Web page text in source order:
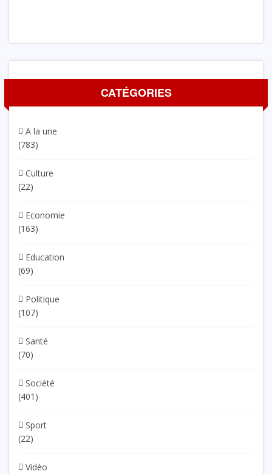
CATÉGORIES
A la une
(783)
Culture
(22)
Economie
(163)
Education
(69)
Politique
(107)
Santé
(70)
Société
(401)
Sport
(22)
Vidéo